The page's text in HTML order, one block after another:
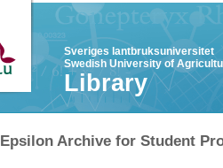
Sveriges lantbruksuniversitet
Swedish University of
Library
Epsilon Archive for Student